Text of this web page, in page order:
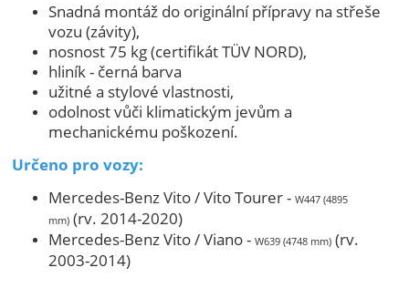
Snadná montáž do originální přípravy na střeše
vozu (závity),
nosnost 75 kg (certifikát TÜV NORD),
hliník - černá barva
užitné a stylové vlastnosti,
odolnost vůči klimatickým jevům a
mechanickému poškození.
Určeno pro vozy:
Mercedes-Benz Vito / Vito Tourer -W447 (4895
mm) (rv. 2014-2020)
Mercedes-Benz Vito / Viano -W639 (4748 mm) (rv.
2003-2014)